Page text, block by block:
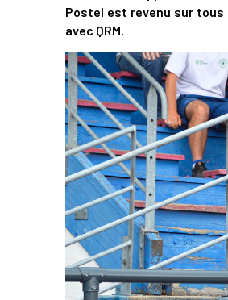
Postel est revenu sur
avec QRM.